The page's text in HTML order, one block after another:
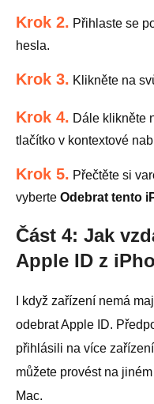
Krok 2. Přihlaste se
hesla.
Krok 3. Klikněte na
Krok 4. Dále klikněte
tlačítko v kontextové
Krok 5. Přečtěte si
vyberte Odebrat tento
Část 4: Jak
Apple ID z
I když zařízení nemá
odebrat Apple ID.
přihlásili na více
můžete provést na
Mac.